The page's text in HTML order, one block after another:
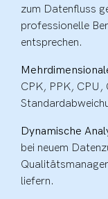
zum Datenfluss
professionelle
entsprechen.
CPK, PPK, CPU,
Dynamische
bei neuem
liefern.